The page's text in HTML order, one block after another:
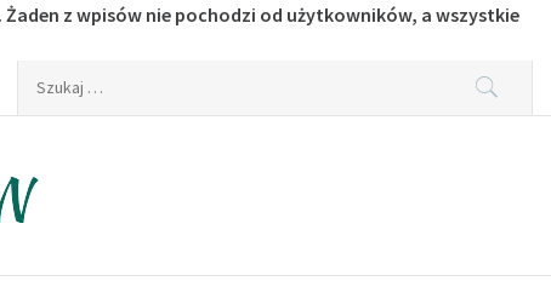
z wpisów nie pochodzi od użytkowników, a wszystkie
Szukaj: